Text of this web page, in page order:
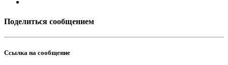
Поделиться сообщением
Ссылка на сообщение